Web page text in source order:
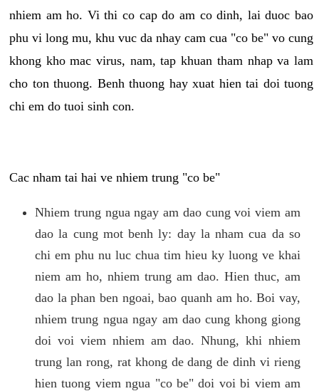
nhiem am ho. Vi thi co cap do am co dinh, lai duoc bao
phu vi long mu, khu vuc da nhay cam cua "co be" vo cung
khong kho mac virus, nam, tap khuan tham nhap va lam
cho ton thuong. Benh thuong hay xuat hien tai doi tuong
chi em do tuoi sinh con.
Cac nham tai hai ve nhiem trung "co be"
Nhiem trung ngua ngay am dao cung voi viem am
dao la cung mot benh ly: day la nham cua da so
chi em phu nu luc chua tim hieu ky luong ve khai
niem am ho, nhiem trung am dao. Hien thuc, am
dao la phan ben ngoai, bao quanh am ho. Boi vay,
nhiem trung ngua ngay am dao cung khong giong
doi voi viem nhiem am dao. Nhung, khi nhiem
trung lan rong, rat khong de dang de dinh vi rieng
hien tuong viem ngua "co be" doi voi bi viem am